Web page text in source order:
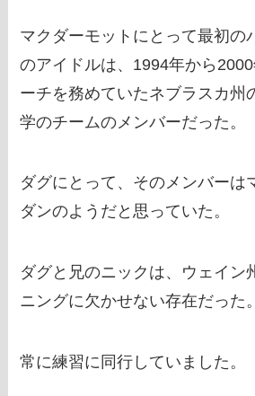
マクダーモットにとって最初の
のアイドルは、1994年から
ーチを務めていたネブラスカ州
学のチームのメンバーだった。
ダグにとって、そのメンバーは
ダンのようだと思っていた。
ダグと兄のニックは、ウェイン
ニングに欠かせない存在だった。
常に練習に同行していました。